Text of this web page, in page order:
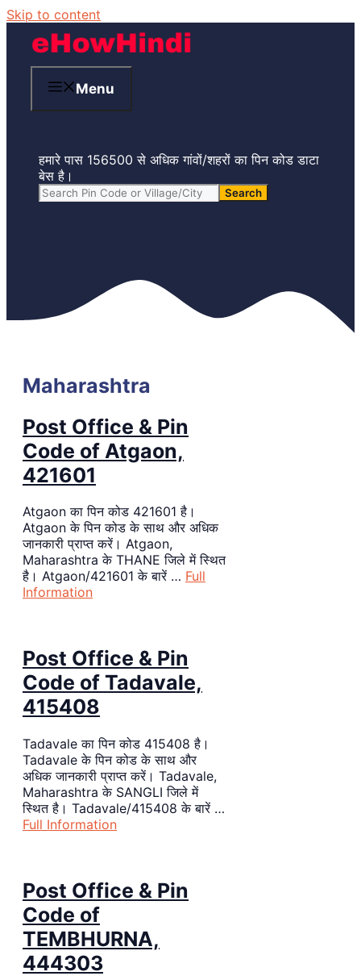
Skip to content
Menu
हमारे पास 156500 से अधिक गांवों/शहरों का पिन कोड डाटा
बेस है।
Search
Maharashtra
Post Office & Pin
Code of Atgaon,
421601
Atgaon का पिन कोड 421601 है।
Atgaon के पिन कोड के साथ और अधिक
जानकारी प्राप्त करें। Atgaon,
Maharashtra के THANE जिले में स्थित
है। Atgaon/421601 के बारें … Full
Information
Post Office & Pin
Code of Tadavale,
415408
Tadavale का पिन कोड 415408 है।
Tadavale के पिन कोड के साथ और
अधिक जानकारी प्राप्त करें। Tadavale,
Maharashtra के SANGLI जिले में
स्थित है। Tadavale/415408 के बारें …
Full Information
Post Office & Pin
Code of
TEMBHURNA,
444303